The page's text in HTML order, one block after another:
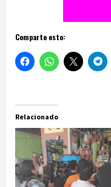
Comparte esto:
Relacionado